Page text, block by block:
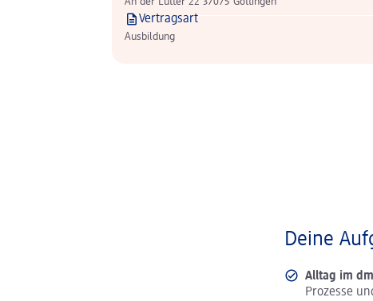
Vertragsart
Ausbildung
Deine
Alltag im
Prozesse